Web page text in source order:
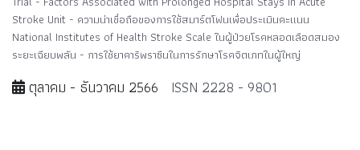
Stroke Unit - ความน่าเชื่อถือของการใช้สมาร์ตโฟนเพื่อประเมินคะแนน
National Institutes of Health Stroke Scale ในผู้ป่วยโรคหลอดเลือดสมอง
ระยะเฉียบพลัน - การใช้ยาคาริพราซีนในการรักษาโรคจิตเภทในผู้ใหญ่
ตุลาคม - ธันวาคม 2566 ISSN 2228 - 9801